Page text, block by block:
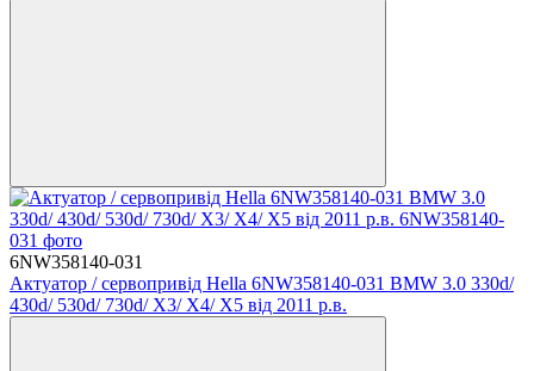
6NW358140-031
Актуатор / сервопривід Hella 6NW358140-031 BMW 3.0 330d/
430d/ 530d/ 730d/ X3/ X4/ X5 від 2011 р.в.